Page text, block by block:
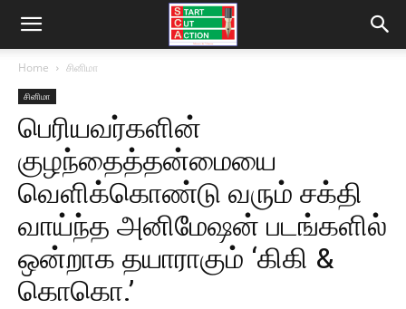
Home சினிமா
சினிமா
பெரியவர்களின்
குழந்தைத்தன்மையை
வெளிக்கொண்டு வரும் சக்தி
வாய்ந்த அனிமேஷன் படங்களில்
ஒன்றாக தயாராகும் ‘கிகி &
கொகொ.’